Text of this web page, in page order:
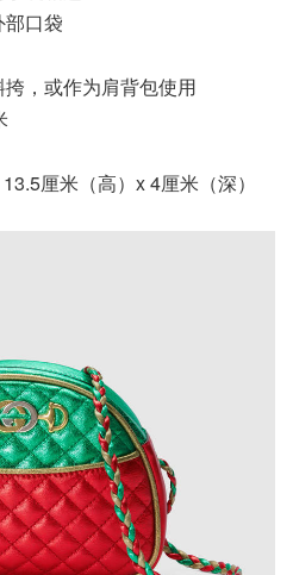
口袋
，或作为肩背包使用
厘米（高）x 4厘米（深）